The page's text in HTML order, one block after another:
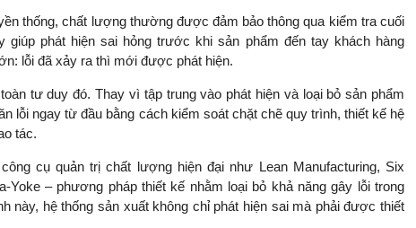
thống, chất lượng thường được đảm bảo thông qua kiểm tra cuối
giúp phát hiện sai hỏng trước khi sản phẩm đến tay khách hàng
lỗi đã xảy ra thì mới được phát hiện.
tư duy đó. Thay vì tập trung vào phát hiện và loại bỏ sản phẩm
lỗi ngay từ đầu bằng cách kiểm soát chặt chẽ quy trình, thiết kế hệ
tác.
cụ quản trị chất lượng hiện đại như Lean Manufacturing, Six
Yoke – phương pháp thiết kế nhằm loại bỏ khả năng gây lỗi trong
này, hệ thống sản xuất không chỉ phát hiện sai mà phải được thiết